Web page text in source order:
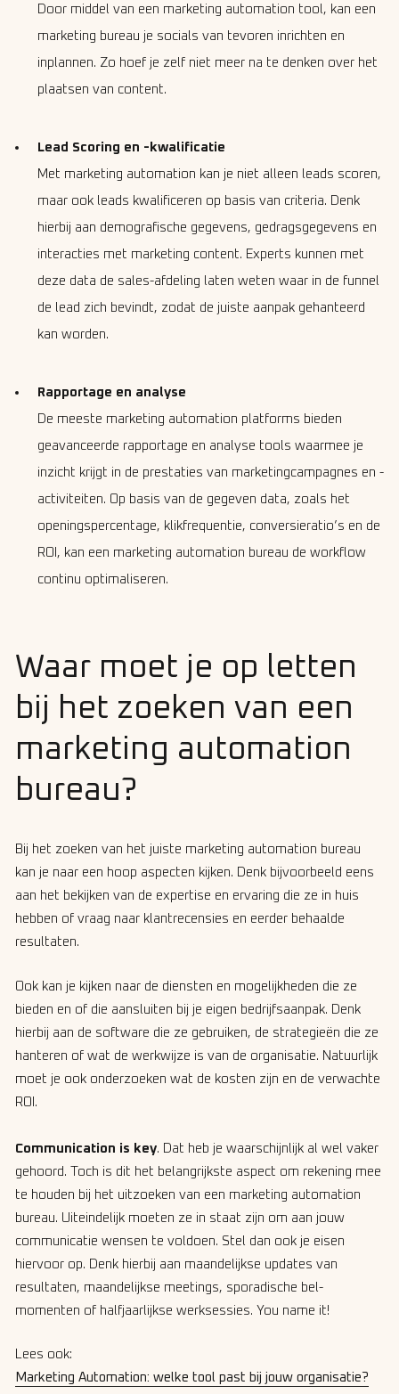
Door middel van een marketing automation tool, kan een
marketing bureau je socials van tevoren inrichten en
inplannen. Zo hoef je zelf niet meer na te denken over het
plaatsen van content.
Lead Scoring en -kwalificatie
Met marketing automation kan je niet alleen leads scoren,
maar ook leads kwalificeren op basis van criteria. Denk
hierbij aan demografische gegevens, gedragsgegevens en
interacties met marketing content. Experts kunnen met
deze data de sales-afdeling laten weten waar in de funnel
de lead zich bevindt, zodat de juiste aanpak gehanteerd
kan worden.
Rapportage en analyse
De meeste marketing automation platforms bieden
geavanceerde rapportage en analyse tools waarmee je
inzicht krijgt in de prestaties van marketingcampagnes en -
activiteiten. Op basis van de gegeven data, zoals het
openingspercentage, klikfrequentie, conversieratio’s en de
ROI, kan een marketing automation bureau de workflow
continu optimaliseren.
Waar moet je op letten
bij het zoeken van een
marketing automation
bureau?
Bij het zoeken van het juiste marketing automation bureau
kan je naar een hoop aspecten kijken. Denk bijvoorbeeld eens
aan het bekijken van de expertise en ervaring die ze in huis
hebben of vraag naar klantrecensies en eerder behaalde
resultaten.
Ook kan je kijken naar de diensten en mogelijkheden die ze
bieden en of die aansluiten bij je eigen bedrijfsaanpak. Denk
hierbij aan de software die ze gebruiken, de strategieën die ze
hanteren of wat de werkwijze is van de organisatie. Natuurlijk
moet je ook onderzoeken wat de kosten zijn en de verwachte
ROI.
Communication is key. Dat heb je waarschijnlijk al wel vaker
gehoord. Toch is dit het belangrijkste aspect om rekening mee
te houden bij het uitzoeken van een marketing automation
bureau. Uiteindelijk moeten ze in staat zijn om aan jouw
communicatie wensen te voldoen. Stel dan ook je eisen
hiervoor op. Denk hierbij aan maandelijkse updates van
resultaten, maandelijkse meetings, sporadische bel-
momenten of halfjaarlijkse werksessies. You name it!
Lees ook:
Marketing Automation: welke tool past bij jouw organisatie?